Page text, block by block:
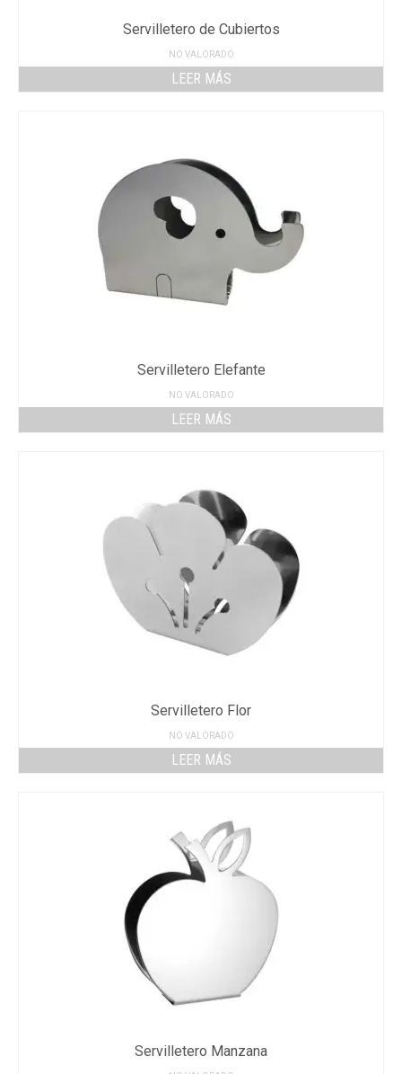
Servilletero de Cubiertos
NO VALORADO
LEER MÁS
Servilletero Elefante
NO VALORADO
LEER MÁS
Servilletero Flor
NO VALORADO
LEER MÁS
Servilletero Manzana